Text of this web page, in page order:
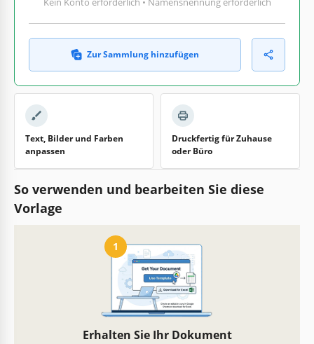
Zur Sammlung hinzufügen
Text, Bilder und Farben
anpassen
Druckfertig für Zuhause
oder Büro
So verwenden und bearbeiten Sie diese
Vorlage
1
Erhalten Sie Ihr Dokument